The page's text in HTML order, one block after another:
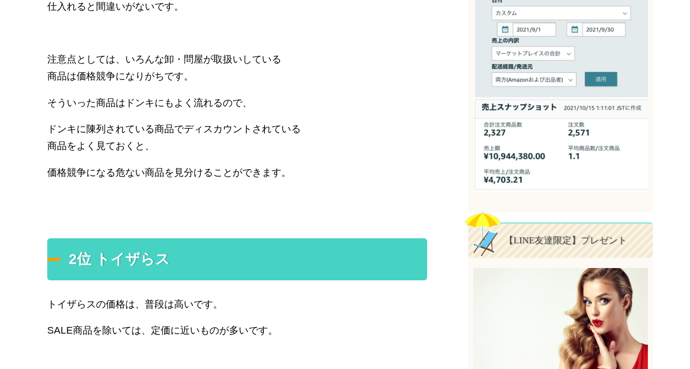
仕入れると間違いがないです。
注意点としては、いろんな卸・問屋が取扱いしている
商品は価格競争になりがちです。
そういった商品はドンキにもよく流れるので、
ドンキに陳列されている商品でディスカウントされている
商品をよく見ておくと、
価格競争になる危ない商品を見分けることができます。
2位 トイザらス
トイザらスの価格は、普段は高いです。
SALE商品を除いては、定価に近いものが多いです。
【LINE友達限定】プレゼント